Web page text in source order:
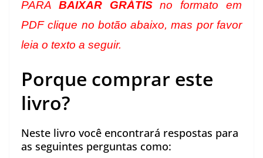
PARA BAIXAR GRÁTISno formato em
PDF clique no botão abaixo, mas por favor
leia o texto a seguir.
Porque comprar este
livro?
Neste livro você encontrará respostas para
as seguintes perguntas como: